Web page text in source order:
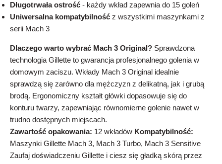
Długotrwała ostrość - każdy wkład zapewnia do 15 goleń
Uniwersalna kompatybilność z wszystkimi maszynkami z
serii Mach 3
Dlaczego warto wybrać Mach 3 Original? Sprawdzona
technologia Gillette to gwarancja profesjonalnego golenia w
domowym zaciszu. Wkłady Mach 3 Original idealnie
sprawdzą się zarówno dla mężczyzn z delikatną, jak i grubą
brodą. Ergonomiczny kształt główki dopasowuje się do
konturu twarzy, zapewniając równomierne golenie nawet w
trudno dostępnych miejscach.
Zawartość opakowania: 12 wkładów Kompatybilność:
Maszynki Gillette Mach 3, Mach 3 Turbo, Mach 3 Sensitive
Zaufaj doświadczeniu Gillette i ciesz się gładką skórą przez